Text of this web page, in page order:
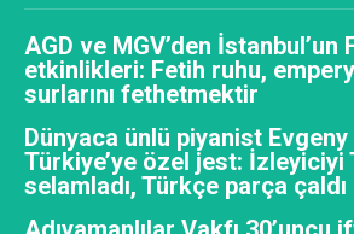
AGD ve MGV’den İstanbul’un
etkinlikleri: Fetih ruhu,
surlarını fethetmektir
Dünyaca ünlü piyanist Evgeny
Türkiye’ye özel jest: İzleyiciyi
selamladı, Türkçe parça çaldı